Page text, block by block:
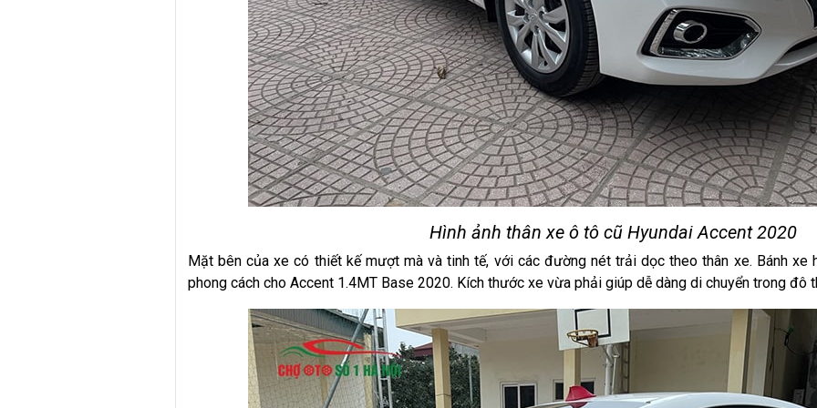
Hình ảnh thân xe ô tô cũ Hyundai Accent 2020
Mặt bên của xe có thiết kế mượt mà và tinh tế, với các đường nét trải dọc theo thân xe. Bánh xe
phong cách cho Accent 1.4MT Base 2020. Kích thước xe vừa phải giúp dễ dàng di chuyển trong đô